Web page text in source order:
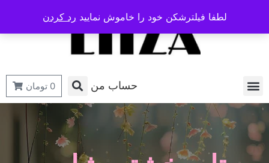
حساب من 0 تومان
لطفا فیلترشکن خود را خاموش نمایید رد کردن